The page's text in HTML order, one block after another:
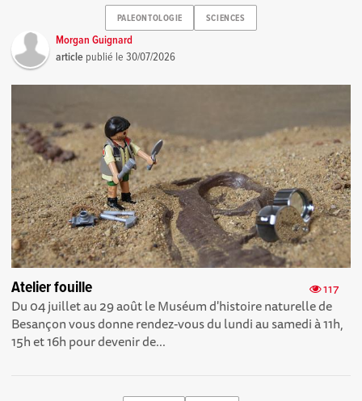
PALEONTOLOGIE SCIENCES
Morgan Guignard
article publié le30/07/2026
117
Atelier fouille
Du 04 juillet au 29 août le Muséum d'histoire naturelle de
Besançon vous donne rendez-vous du lundi au samedi à 11h,
15h et 16h pour devenir de...